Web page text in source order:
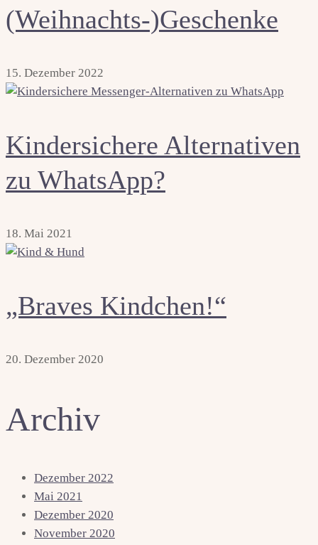
(Weihnachts-)Geschenke
15. Dezember 2022
Kindersichere Alternativen
zu WhatsApp?
18. Mai 2021
„Braves Kindchen!“
20. Dezember 2020
Archiv
Dezember 2022
Mai 2021
Dezember 2020
November 2020